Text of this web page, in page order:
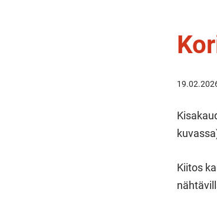
Kiitos